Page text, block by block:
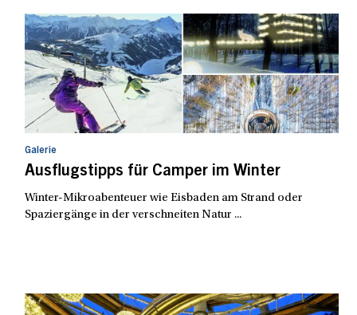
Galerie
Ausflugstipps für Camper im Winter
Winter-Mikroabenteuer wie Eisbaden am Strand oder
Spaziergänge in der verschneiten Natur ...